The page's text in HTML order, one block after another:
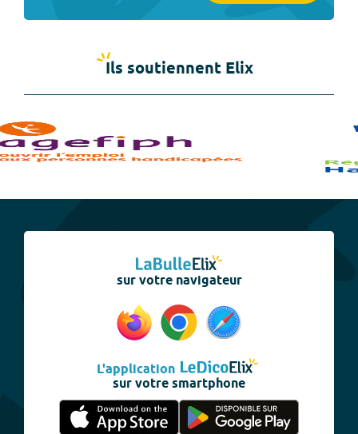
Ils soutiennent Elix
sur votre navigateur
L'application
sur votre smartphone